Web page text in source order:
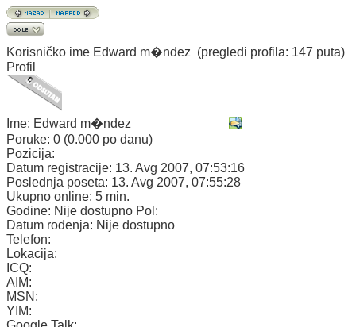
Korisničko ime Edward m�ndez (pregledi profila: 147 puta)
Profil
Ime: Edward m�ndez
Poruke: 0 (0.000 po danu)
Pozicija:
Datum registracije: 13. Avg 2007, 07:53:16
Poslednja poseta: 13. Avg 2007, 07:55:28
Ukupno online: 5 min.
Godine: Nije dostupno Pol:
Datum rođenja: Nije dostupno
Telefon:
Lokacija:
ICQ:
AIM:
MSN:
YIM: